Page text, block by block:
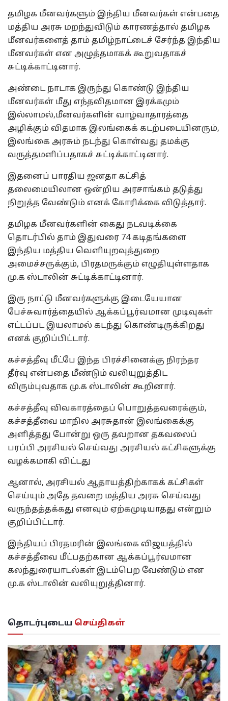
தமிழக மீனவர்களும் இந்திய மீனவர்கள் என்பதை
மத்திய அரசு மறந்துவிடும் காரணத்தால் தமிழக
மீனவர்களைத் தாம் தமிழ்நாட்டைச் சேர்ந்த இந்திய
மீனவர்கள் என அழுத்தமாகக் கூறுவதாகச்
சுட்டிக்காட்டினார்.
அண்டை நாடாக இருந்து கொண்டு இந்திய
மீனவர்கள் மீது எந்தவிதமான இரக்கமும்
இல்லாமல்,மீனவர்களின் வாழ்வாதாரத்தை
அழிக்கும் விதமாக இலங்கைக் கடற்படையினரும்,
இலங்கை அரசும் நடந்து கொள்வது தமக்கு
வருத்தமளிப்பதாகச் சுட்டிக்காட்டினார்.
இதனைப் பாரதிய ஜனதா கட்சித்
தலைமையிலான ஒன்றிய அரசாங்கம் தடுத்து
நிறுத்த வேண்டும் எனக் கோரிக்கை விடுத்தார்.
தமிழக மீனவர்களின் கைது நடவடிக்கை
தொடர்பில் தாம் இதுவரை 74 கடிதங்களை
இந்திய மத்திய வெளியுறவுத்துறை
அமைச்சருக்கும், பிரதமருக்கும் எழுதியுள்ளதாக
மு.க ஸ்டாலின் சுட்டிக்காட்டினார்.
இரு நாட்டு மீனவர்களுக்கு இடையேயான
பேச்சுவார்த்தையில் ஆக்கப்பூர்வமான முடிவுகள்
எட்டப்பட இயலாமல் கடந்து கொண்டிருக்கிறது
எனக் குறிப்பிட்டார்.
கச்சத்தீவு மீட்பே இந்த பிரச்சினைக்கு நிரந்தர
தீர்வு என்பதை மீண்டும் வலியுறுத்திட
விரும்புவதாக மு.க ஸ்டாலின் கூறினார்.
கச்சத்தீவு விவகாரத்தைப் பொறுத்தவரைக்கும்,
கச்சத்தீவை மாநில அரசுதான் இலங்கைக்கு
அளித்தது போன்று ஒரு தவறான தகவலைப்
பரப்பி அரசியல் செய்வது அரசியல் கட்சிகளுக்கு
வழக்கமாகி விட்டது
ஆனால், அரசியல் ஆதாயத்திற்காகக் கட்சிகள்
செய்யும் அதே தவறை மத்திய அரசு செய்வது
வருந்தத்தக்கது எனவும் ஏற்கமுடியாதது என்றும்
குறிப்பிட்டார்.
இந்தியப் பிரதமரின் இலங்கை விஜயத்தில்
கச்சத்தீவை மீட்பதற்கான ஆக்கப்பூர்வமான
கலந்துரையாடல்கள் இடம்பெற வேண்டும் என
மு.க ஸ்டாலின் வலியுறுத்தினார்.
தொடர்புடைய செய்திகள்